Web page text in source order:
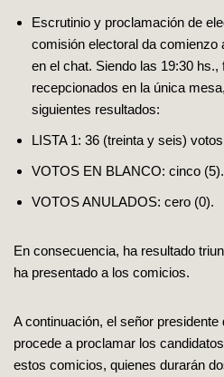
Escrutinio y proclamación de
comisión electoral da comienzo
en el chat. Siendo las 19:30
recepcionados en la única
siguientes resultados:
LISTA 1: 36 (treinta y seis)
VOTOS EN BLANCO: cinco (5).
VOTOS ANULADOS: cero (0).
En consecuencia, ha resultado
ha presentado a los comicios.
A continuación, el señor
procede a proclamar los
estos comicios, quienes durarán